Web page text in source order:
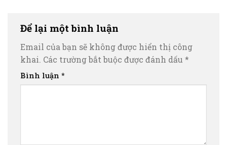
Để lại một bình luận
Email của bạn sẽ không được hiển thị công
khai. Các trường bắt buộc được đánh dấu *
Bình luận *